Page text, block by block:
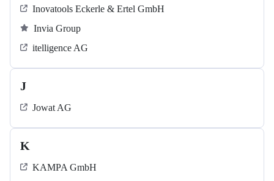
Inovatools Eckerle & Ertel GmbH
Invia Group
itelligence AG
J
Jowat AG
K
KAMPA GmbH